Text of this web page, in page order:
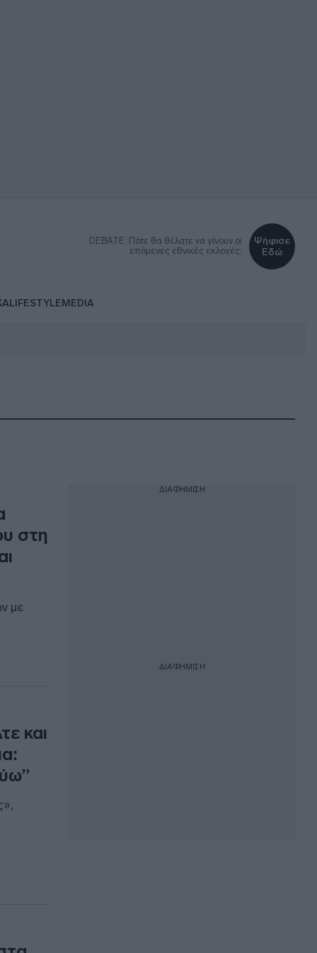
DEBATE: Πότε θα θέλατε να γίνουν οι
επόμενες εθνικές εκλογές;
Ψήφισε
Εδώ
LIFESTYLEMEDIA
στη
με
και
ΔΙΑΦΗΜΙΣΗ
ΔΙΑΦΗΜΙΣΗ